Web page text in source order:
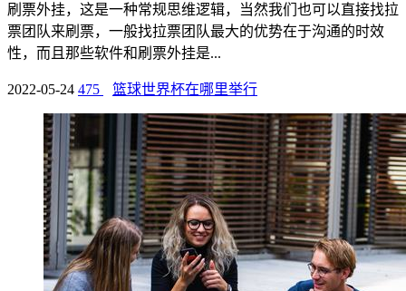
刷票外挂，这是一种常规思维逻辑，当然我们也可以直接找拉
票团队来刷票，一般找拉票团队最大的优势在于沟通的时效
性，而且那些软件和刷票外挂是...
2022-05-24 475 篮球世界杯在哪里举行